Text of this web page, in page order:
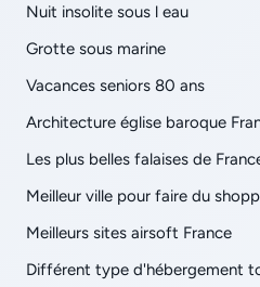
Nuit insolite sous l eau
Grotte sous marine
Vacances seniors 80 ans
Architecture église baroque
Les plus belles falaises de
Meilleur ville pour faire du
Meilleurs sites airsoft France
Différent type d'hébergement